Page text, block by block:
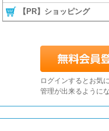
【PR】ショッピング
ログインするとお気
管理が出来るように